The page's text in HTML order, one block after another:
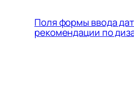
Поля формы ввода
рекомендации по